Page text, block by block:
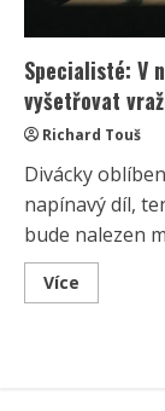
Specialisté: V
vyšetřovat
Richard Touš
Divácky
napínavý díl,
bude nalezen
Více
more